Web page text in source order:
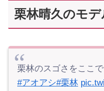
栗林晴久のモ
栗林のスゴさをここ
#アオアシ#栗林